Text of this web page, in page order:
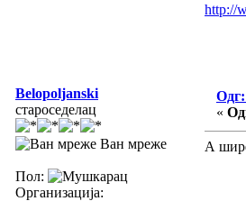
http://
Belopoljanski
староседелац
Ван мреже
Пол:
Организација:
«
А